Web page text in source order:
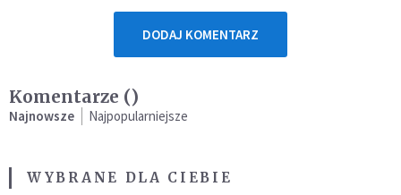
DODAJ KOMENTARZ
Komentarze ()
Najnowsze Najpopularniejsze
WYBRANE DLA CIEBIE